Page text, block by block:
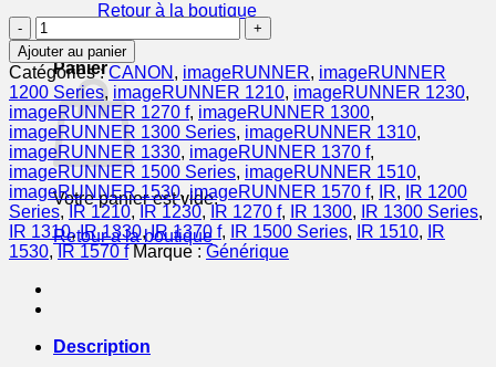
Retour à la boutique
0
Panier
Votre panier est vide.
Retour à la boutique
quantité
de
7814A002
/
C-
EXV
7
-
toner
compatible
Canon
-
noir
Ajouter au panier
Catégories :CANON , imageRUNNER, imageRUNNER
1200 Series, imageRUNNER 1210, imageRUNNER 1230,
imageRUNNER 1270 f, imageRUNNER 1300,
imageRUNNER 1300 Series, imageRUNNER 1310,
imageRUNNER 1330, imageRUNNER 1370 f,
imageRUNNER 1500 Series, imageRUNNER 1510,
imageRUNNER 1530,imageRUNNER 1570 f, IR,
IR 1200
Series, IR 1210, IR 1230, IR 1270 f, IR 1300, IR 1300 Series,
IR 1310,IR 1330,IR 1370 f, IR 1500 Series, IR 1510,
IR
1530, IR 1570 f Marque : Générique
Description